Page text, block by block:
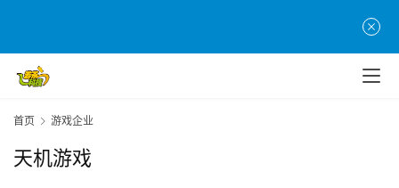
页
首页 游戏企业
天机游戏